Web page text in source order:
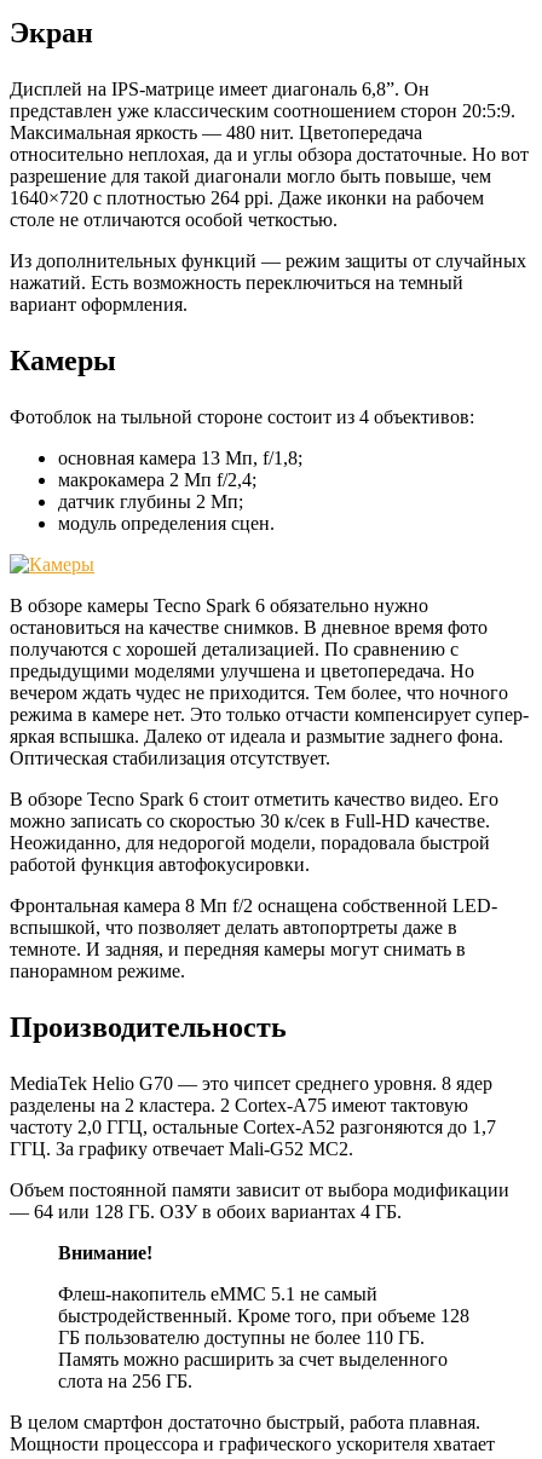
Экран
Дисплей на IPS-матрице имеет диагональ 6,8”. Он
представлен уже классическим соотношением сторон 20:5:9.
Максимальная яркость — 480 нит. Цветопередача
относительно неплохая, да и углы обзора достаточные. Но вот
разрешение для такой диагонали могло быть повыше, чем
1640×720 с плотностью 264 ppi. Даже иконки на рабочем
столе не отличаются особой четкостью.
Из дополнительных функций — режим защиты от случайных
нажатий. Есть возможность переключиться на темный
вариант оформления.
Камеры
Фотоблок на тыльной стороне состоит из 4 объективов:
основная камера 13 Мп, f/1,8;
макрокамера 2 Мп f/2,4;
датчик глубины 2 Мп;
модуль определения сцен.
В обзоре камеры Tecno Spark 6 обязательно нужно
остановиться на качестве снимков. В дневное время фото
получаются с хорошей детализацией. По сравнению с
предыдущими моделями улучшена и цветопередача. Но
вечером ждать чудес не приходится. Тем более, что ночного
режима в камере нет. Это только отчасти компенсирует супер-
яркая вспышка. Далеко от идеала и размытие заднего фона.
Оптическая стабилизация отсутствует.
В обзоре Tecno Spark 6 стоит отметить качество видео. Его
можно записать со скоростью 30 к/сек в Full-HD качестве.
Неожиданно, для недорогой модели, порадовала быстрой
работой функция автофокусировки.
Фронтальная камера 8 Мп f/2 оснащена собственной LED-
вспышкой, что позволяет делать автопортреты даже в
темноте. И задняя, и передняя камеры могут снимать в
панорамном режиме.
Производительность
MediaTek Helio G70 — это чипсет среднего уровня. 8 ядер
разделены на 2 кластера. 2 Cortex-A75 имеют тактовую
частоту 2,0 ГГЦ, остальные Cortex-A52 разгоняются до 1,7
ГГЦ. За графику отвечает Mali-G52 MC2.
Объем постоянной памяти зависит от выбора модификации
— 64 или 128 ГБ. ОЗУ в обоих вариантах 4 ГБ.
Внимание!
Флеш-накопитель eMMC 5.1 не самый
быстродейственный. Кроме того, при объеме 128
ГБ пользователю доступны не более 110 ГБ.
Память можно расширить за счет выделенного
слота на 256 ГБ.
В целом смартфон достаточно быстрый, работа плавная.
Мощности процессора и графического ускорителя хватает